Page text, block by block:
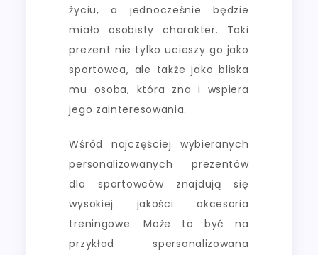
życiu, a jednocześnie będzie
miało osobisty charakter. Taki
prezent nie tylko ucieszy go jako
sportowca, ale także jako bliska
mu osoba, która zna i wspiera
jego zainteresowania.
Wśród najczęściej wybieranych
personalizowanych prezentów
dla sportowców znajdują się
wysokiej jakości akcesoria
treningowe. Może to być na
przykład spersonalizowana